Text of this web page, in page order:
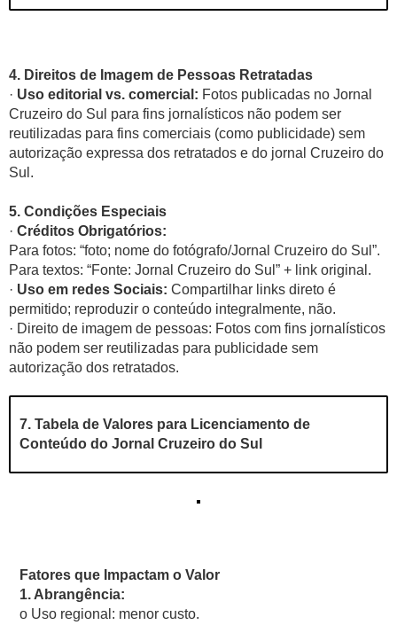
4. Direitos de Imagem de Pessoas Retratadas
· Uso editorial vs. comercial: Fotos publicadas no Jornal
Cruzeiro do Sul para fins jornalísticos não podem ser
reutilizadas para fins comerciais (como publicidade) sem
autorização expressa dos retratados e do jornal Cruzeiro do
Sul.
5. Condições Especiais
· Créditos Obrigatórios:
Para fotos: “foto; nome do fotógrafo/Jornal Cruzeiro do Sul”.
Para textos: “Fonte: Jornal Cruzeiro do Sul” + link original.
· Uso em redes Sociais: Compartilhar links direto é
permitido; reproduzir o conteúdo integralmente, não.
· Direito de imagem de pessoas: Fotos com fins jornalísticos
não podem ser reutilizadas para publicidade sem
autorização dos retratados.
7. Tabela de Valores para Licenciamento de
Conteúdo do Jornal Cruzeiro do Sul
Fatores que Impactam o Valor
1. Abrangência:
o Uso regional: menor custo.